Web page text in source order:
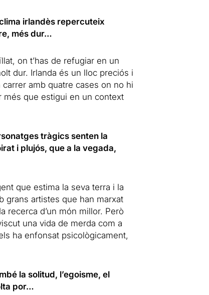
irlandès repercuteix
més dur…
on t’has de refugiar en un
dur. Irlanda és un lloc preciós i
amb quatre cases on no hi
més que estigui en un context
tràgics senten la
i plujós, que a la vegada,
que estima la seva terra i la
grans artistes que han marxat
recerca d’un món millor. Però
una vida de merda com a
ha enfonsat psicològicament,
la solitud, l’egoisme, el
por…